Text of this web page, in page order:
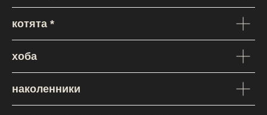
котята *
хоба
наколенники